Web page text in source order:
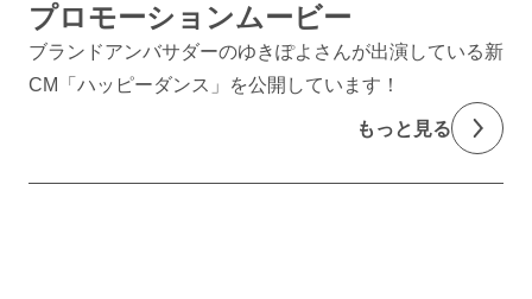
プロモーションムービー
ブランドアンバサダーのゆきぽよさんが出演している新
CM「ハッピーダンス」を公開しています！
もっと見る